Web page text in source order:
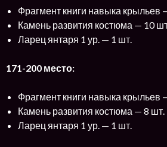
Фрагмент книги навыка крыльев
Камень развития костюма — 10
Ларец янтаря 1 ур. — 1 шт.
171-200 место:
Фрагмент книги навыка крыльев
Камень развития костюма — 8 шт.
Ларец янтаря 1 ур. — 1 шт.